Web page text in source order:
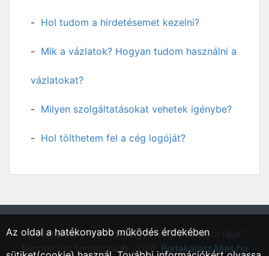
Hol tudom a hirdetésemet kezelni?
Mik a vázlatok? Hogyan tudom használni a
vázlatokat?
Milyen szolgáltatásokat vehetek igénybe?
Hol tölthetem fel a cég logóját?
"Budakalász, Pest vármegyei régió állásportálja"
Minden jog fentartva © 2026. BudakalaszAllas.hu
Az oldal a hatékonyabb működés érdekében